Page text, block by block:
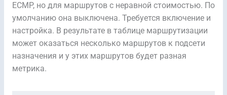
ECMP, но для маршрутов с неравной стоимостью. По
умолчанию она выключена. Требуется включение и
настройка. В результате в таблице маршрутизации
может оказаться несколько маршрутов к подсети
назначения и у этих маршрутов будет разная
метрика.